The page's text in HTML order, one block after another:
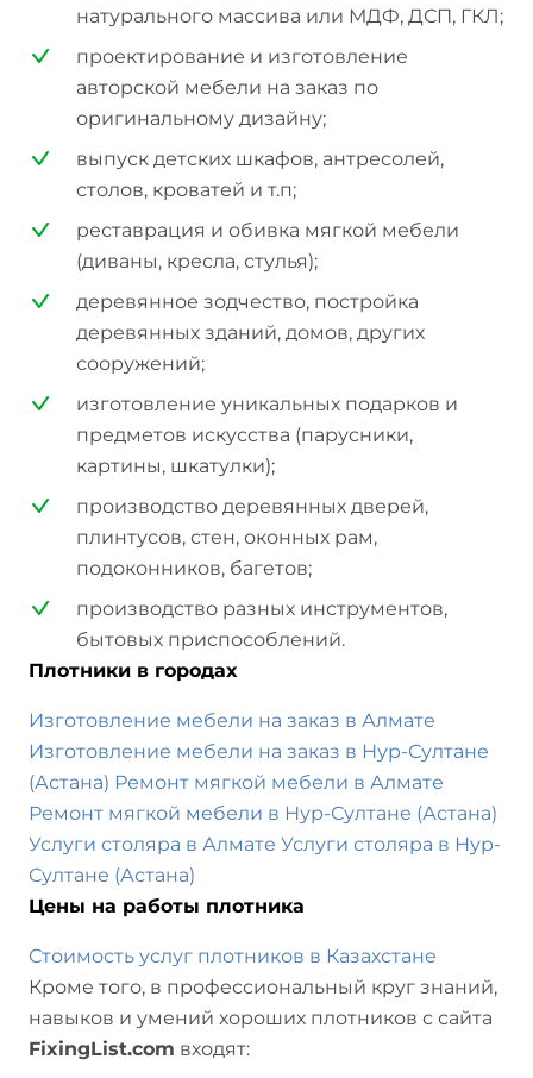
натурального массива или МДФ, ДСП, ГКЛ;
проектирование и изготовление
авторской мебели на заказ по
оригинальному дизайну;
выпуск детских шкафов, антресолей,
столов, кроватей и т.п;
реставрация и обивка мягкой мебели
(диваны, кресла, стулья);
деревянное зодчество, постройка
деревянных зданий, домов, других
сооружений;
изготовление уникальных подарков и
предметов искусства (парусники,
картины, шкатулки);
производство деревянных дверей,
плинтусов, стен, оконных рам,
подоконников, багетов;
производство разных инструментов,
бытовых приспособлений.
Плотники в городах
Изготовление мебели на заказ в Алмате
Изготовление мебели на заказ в Нур-Султане
(Астана) Ремонт мягкой мебели в Алмате
Ремонт мягкой мебели в Нур-Султане (Астана)
Услуги столяра в Алмате Услуги столяра в Нур-
Султане (Астана)
Цены на работы плотника
Стоимость услуг плотников в Казахстане
Кроме того, в профессиональный круг знаний,
навыков и умений хороших плотников с сайта
FixingList.com входят: